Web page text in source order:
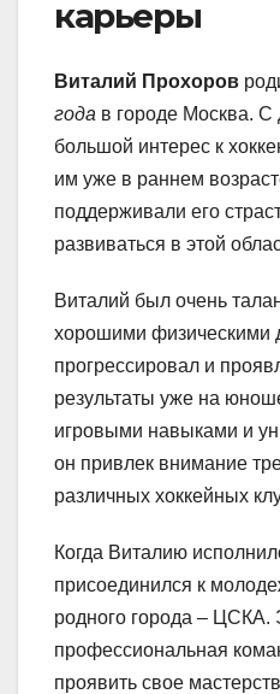
карьеры
Виталий Прохоров
года в городе Москва. С
большой интерес к
им уже в раннем
поддерживали его
развиваться в этой
Виталий был очень
хорошими физическими
прогрессировал и
результаты уже на
игровыми навыками и
он привлек внимание
различных хоккейных
Когда Виталию
присоединился к
родного города – ЦСКА.
профессиональная
проявить свое